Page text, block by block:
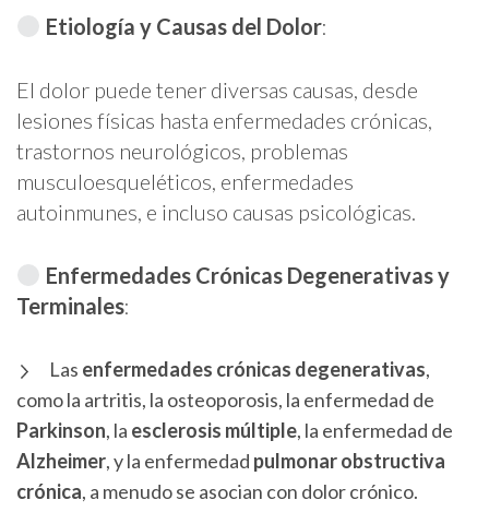
Etiología y Causas del Dolor:
El dolor puede tener diversas causas, desde
lesiones físicas hasta enfermedades crónicas,
trastornos neurológicos, problemas
musculoesqueléticos, enfermedades
autoinmunes, e incluso causas psicológicas.
Enfermedades Crónicas Degenerativas y
Terminales:
Las enfermedades crónicas degenerativas,
como la artritis, la osteoporosis, la enfermedad de
Parkinson, la esclerosis múltiple, la enfermedad de
Alzheimer, y la enfermedad pulmonar obstructiva
crónica, a menudo se asocian con dolor crónico.